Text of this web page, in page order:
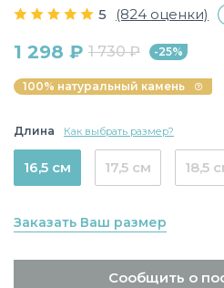
5 (824 оценки)
1 298 ₽ 1 730 ₽ -25%
100% натуральный камень
Длина Как выбрать размер?
16,5 см 17,5 см 18,5
Заказать Ваш размер
Сообщить о